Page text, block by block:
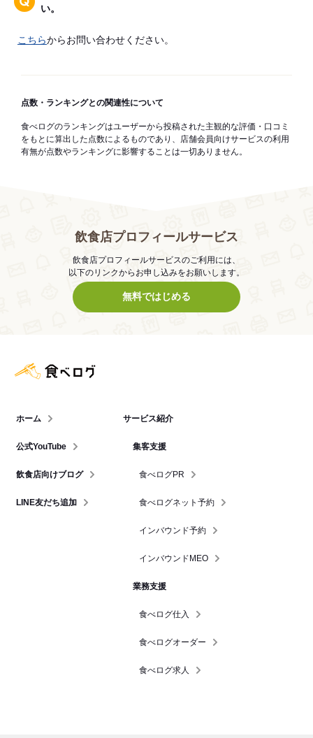
い。
こちらからお問い合わせください。
点数・ランキングとの関連性について
食べログのランキングはユーザーから投稿された主観的な評価・口コミ
をもとに算出した点数によるものであり、店舗会員向けサービスの利用
有無が点数やランキングに影響することは一切ありません。
飲食店プロフィールサービス
飲食店プロフィールサービスのご利用には、
以下のリンクからお申し込みをお願いします。
無料ではじめる
ホーム
公式YouTube
飲食店向けブログ
LINE友だち追加
サービス紹介
集客支援
食べログPR
食べログネット予約
インバウンド予約
インバウンドMEO
業務支援
食べログ仕入
食べログオーダー
食べログ求人